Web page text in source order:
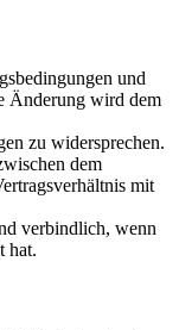
und
Änderung wird dem
zu widersprechen.
dem
mit
verbindlich, wenn
hat.